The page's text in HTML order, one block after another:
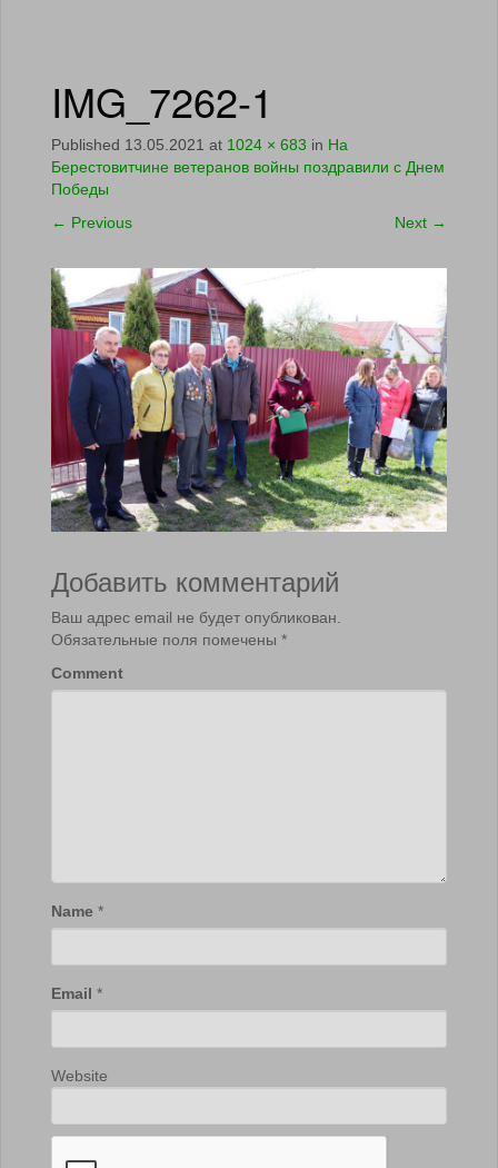
IMG_7262-1
Published 13.05.2021 at 1024 × 683 in На
Берестовитчине ветеранов войны поздравили с Днем
Победы
← Previous Next →
Добавить комментарий
Ваш адрес email не будет опубликован.
Обязательные поля помечены *
Comment
Name *
Email *
Website